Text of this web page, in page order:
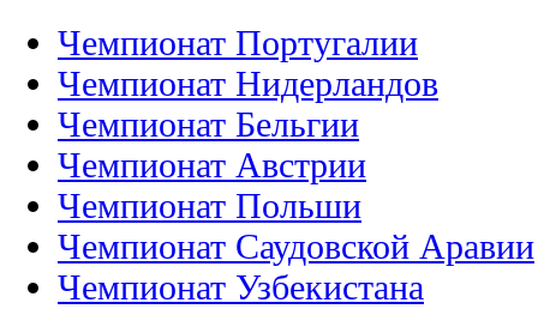
Чемпионат Португалии
Чемпионат Нидерландов
Чемпионат Бельгии
Чемпионат Австрии
Чемпионат Польши
Чемпионат Саудовской Аравии
Чемпионат Узбекистана